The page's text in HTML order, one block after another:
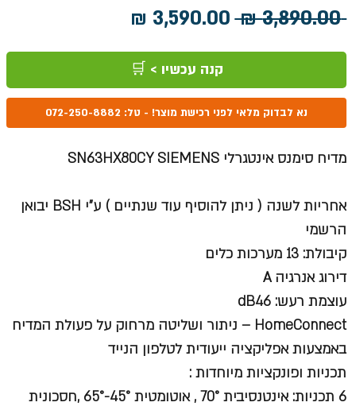
‏3,890.00 ‏₪
מחיר
רגיל
מבצע
קנה עכשיו > 🛒
נא לבדוק מלאי לפני רכישת מוצר! - טל: 072-250-8882
מדיח סימנס אינטגרלי SN63HX80CY SIEMENS
אחריות לשנה ( ניתן להוסיף עוד שנתיים ) ע"י BSH יבואן
הרשמי
קיבולת: 13 מערכות כלים
דירוג אנרגיה A
עוצמת רעש: dB46
HomeConnect – ניתור ושליטה מרחוק על פעולת המדיח
באמצעות אפליקציה ייעודית לטלפון הנייד
תכניות ופונקציות מיוחדות :
6 תכניות: אינטנסיבית 70° , אוטומטית 45°-65° ,חסכונית